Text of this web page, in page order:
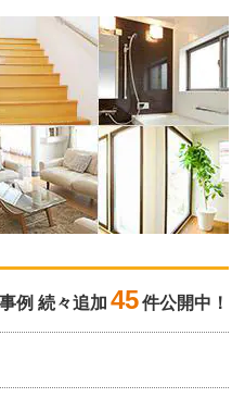
例 続々追加 45件公開中！